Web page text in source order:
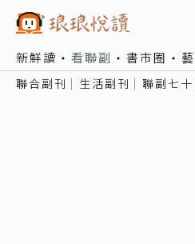
新鮮讀 看聯副 書市圈
聯合副刊 生活副刊 聯副七十